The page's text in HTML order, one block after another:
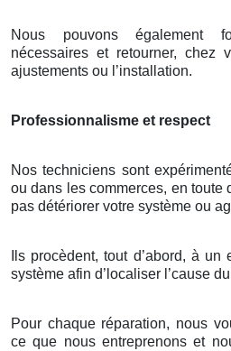
Nous pouvons également
nécessaires et retourner, chez
ajustements ou l’installation.
Professionnalisme et respect
Nos techniciens sont
ou dans les commerces, en toute
pas détériorer votre système ou
Ils procèdent, tout d’abord, à
système afin d’localiser l’cause
Pour chaque réparation, nous
ce que nous entreprenons et